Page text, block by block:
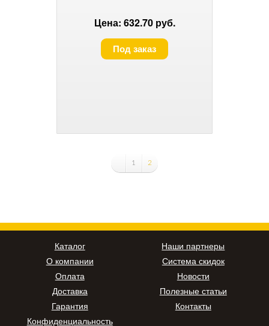
Цена: 632.70 руб.
Под заказ
1 2
Каталог
О компании
Оплата
Доставка
Гарантия
Конфиденциальность
Наши партнеры
Система скидок
Новости
Полезные статьи
Контакты